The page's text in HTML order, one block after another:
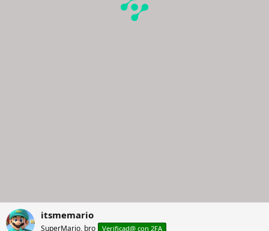
itsmemario
SuperMario, bro Verificad@ con 2FA